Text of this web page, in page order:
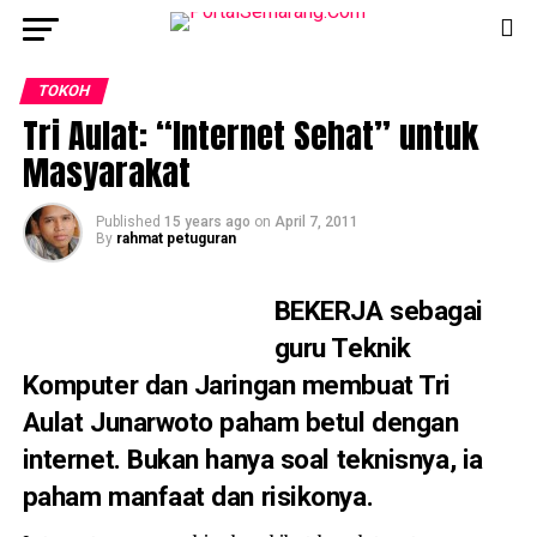
TOKOH
Tri Aulat: “Internet Sehat” untuk
Masyarakat
Published 15 years ago on April 7, 2011
By rahmat petuguran
BEKERJAsebagai
guru Teknik
Komputer dan Jaringan membuat Tri
Aulat Junarwoto paham betul dengan
internet. Bukan hanya soal teknisnya, ia
paham manfaat dan risikonya.